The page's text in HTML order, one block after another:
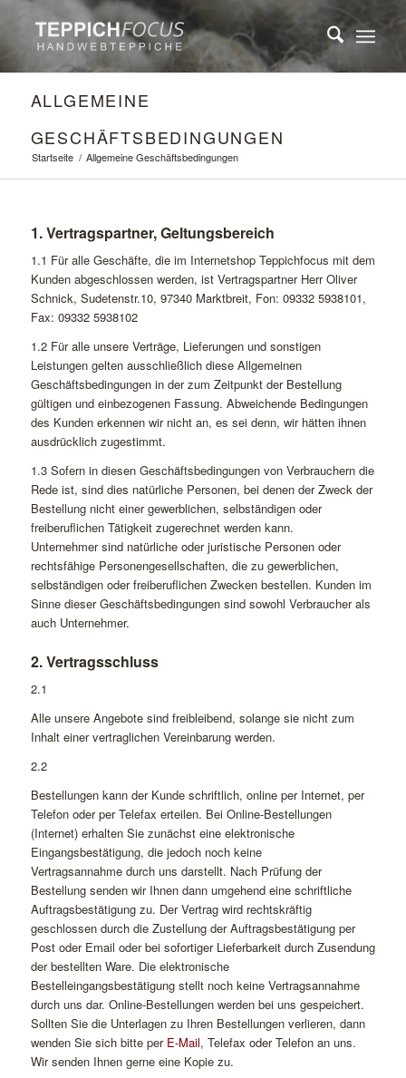
ALLGEMEINE
GESCHÄFTSBEDINGUNGEN
Startseite / Allgemeine Geschäftsbedingungen
1. Vertragspartner, Geltungsbereich
1.1 Für alle Geschäfte, die im Internetshop Teppichfocus mit dem
Kunden abgeschlossen werden, ist Vertragspartner Herr Oliver
Schnick, Sudetenstr.10, 97340 Marktbreit, Fon: 09332 5938101,
Fax: 09332 5938102
1.2 Für alle unsere Verträge, Lieferungen und sonstigen
Leistungen gelten ausschließlich diese Allgemeinen
Geschäftsbedingungen in der zum Zeitpunkt der Bestellung
gültigen und einbezogenen Fassung. Abweichende Bedingungen
des Kunden erkennen wir nicht an, es sei denn, wir hätten ihnen
ausdrücklich zugestimmt.
1.3 Sofern in diesen Geschäftsbedingungen von Verbrauchern die
Rede ist, sind dies natürliche Personen, bei denen der Zweck der
Bestellung nicht einer gewerblichen, selbständigen oder
freiberuflichen Tätigkeit zugerechnet werden kann.
Unternehmer sind natürliche oder juristische Personen oder
rechtsfähige Personengesellschaften, die zu gewerblichen,
selbständigen oder freiberuflichen Zwecken bestellen. Kunden im
Sinne dieser Geschäftsbedingungen sind sowohl Verbraucher als
auch Unternehmer.
2. Vertragsschluss
2.1
Alle unsere Angebote sind freibleibend, solange sie nicht zum
Inhalt einer vertraglichen Vereinbarung werden.
2.2
Bestellungen kann der Kunde schriftlich, online per Internet, per
Telefon oder per Telefax erteilen. Bei Online-Bestellungen
(Internet) erhalten Sie zunächst eine elektronische
Eingangsbestätigung, die jedoch noch keine
Vertragsannahme durch uns darstellt. Nach Prüfung der
Bestellung senden wir Ihnen dann umgehend eine schriftliche
Auftragsbestätigung zu. Der Vertrag wird rechtskräftig
geschlossen durch die Zustellung der Auftragsbestätigung per
Post oder Email oder bei sofortiger Lieferbarkeit durch Zusendung
der bestellten Ware. Die elektronische
Bestelleingangsbestätigung stellt noch keine Vertragsannahme
durch uns dar. Online-Bestellungen werden bei uns gespeichert.
Sollten Sie die Unterlagen zu Ihren Bestellungen verlieren, dann
wenden Sie sich bitte per E-Mail, Telefax oder Telefon an uns.
Wir senden Ihnen gerne eine Kopie zu.